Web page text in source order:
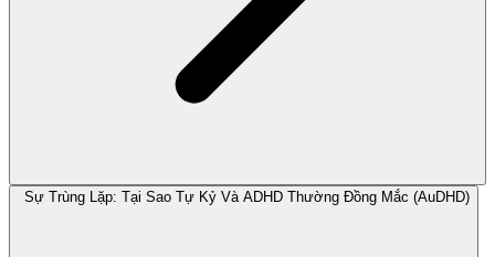
Sự Trùng Lặp: Tại Sao Tự Kỷ Và ADHD Thường Đồng Mắc (AuDHD)